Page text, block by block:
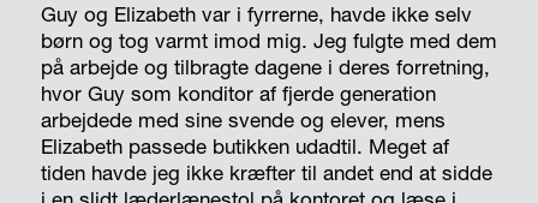
Guy og Elizabeth var i fyrrerne, havde ikke selv
børn og tog varmt imod mig. Jeg fulgte med dem
på arbejde og tilbragte dagene i deres forretning,
hvor Guy som konditor af fjerde generation
arbejdede med sine svende og elever, mens
Elizabeth passede butikken udadtil. Meget af
tiden havde jeg ikke kræfter til andet end at sidde